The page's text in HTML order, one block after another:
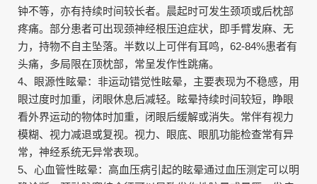
钟不等，亦有持续时间较长者。晨起时可发生颈项或后枕部
疼痛。部分患者可出现颈神经根压迫症状，即手臂发麻、无
力，持物不自主坠落。半数以上可伴有耳鸣，62-84%患者有
头痛，多局限在顶枕部，常呈发作性跳痛。
4、眼源性眩晕：非运动错觉性眩晕，主要表现为不稳感，用
眼过度时加重，闭眼休息后减轻。眩晕持续时间较短，睁眼
看外界运动的物体时加重，闭眼后缓解或消失。常伴有视力
模糊、视力减退或复视。视力、眼底、眼肌功能检查常有异
常，神经系统无异常表现。
5、心血管性眩晕：高血压病引起的眩晕通过血压测定可以明